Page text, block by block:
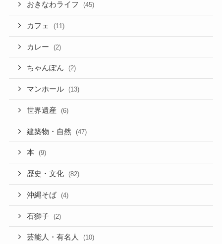
おきなわライフ (45)
カフェ (11)
カレー (2)
ちゃんぽん (2)
マンホール (13)
世界遺産 (6)
建築物・自然 (47)
本 (9)
歴史・文化 (82)
沖縄そば (4)
石獅子 (2)
芸能人・有名人 (10)